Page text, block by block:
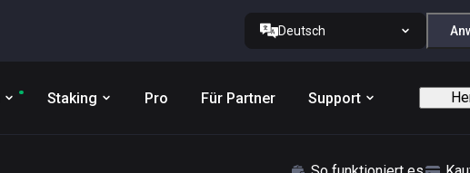
Deutsch
Staking Pro Für Partner Support